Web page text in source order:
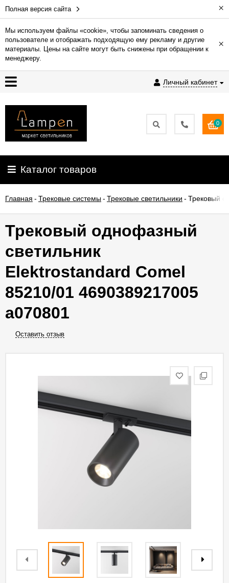
Полная версия сайта ×
Мы используем файлы «cookie», чтобы запоминать сведения о
пользователе и отображать подходящую ему рекламу и другие
материалы. Цены на сайте могут быть снижены при обращении к
менеджеру.
×
Личный кабинет
Гарантия
Доставка
и
Контакты
освещения
О
0
Каталог товаров
Главная - Трековые системы- Трековые светильники - Трековый
Трековый однофазный
светильник
Elektrostandard Comel
85210/01 4690389217005
a070801
Оставить отзыв